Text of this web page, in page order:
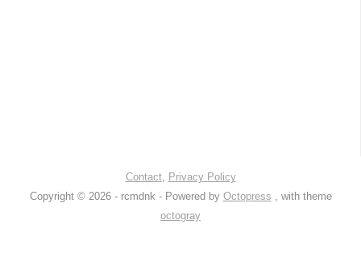
Contact, Privacy Policy
Copyright © 2026 - rcmdnk - Powered by Octopress , with theme
octogray